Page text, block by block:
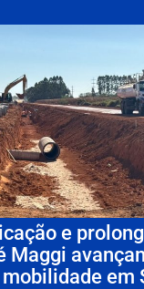
e
Maggi
em